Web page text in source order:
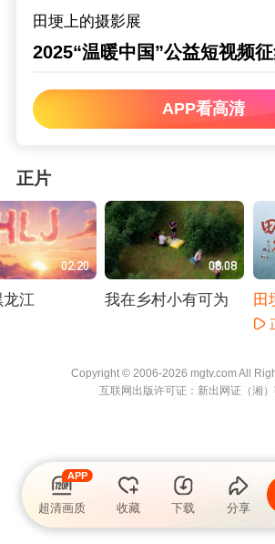
田埂上的摄影展
2025“温暖中国”公益短视频
APP看高清
正片
02:20
江
08:08
我在乡村小有可为 田
Copyright © 2006-2026 mgtv.com All
互联网出版许可证：新出网证（湘
APP
超清画质 收藏 下载 分享